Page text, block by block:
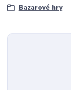
Bazarové hry